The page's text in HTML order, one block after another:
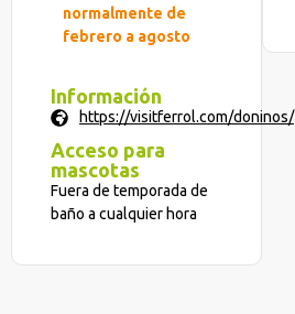
normalmente de
febrero a agosto
Información
https://visitferrol.com/doninos/
Acceso para
mascotas
Fuera de temporada de
baño a cualquier hora